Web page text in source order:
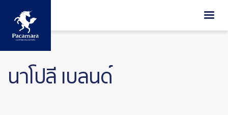
ข้ามไปยังเนื้อหาหลัก
นาโปลี เบลนด์